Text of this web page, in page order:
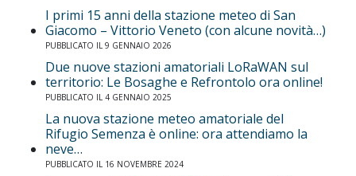
I primi 15 anni della stazione meteo di San
Giacomo – Vittorio Veneto (con alcune novità…)
PUBBLICATO IL 9 GENNAIO 2026
Due nuove stazioni amatoriali LoRaWAN sul
territorio: Le Bosaghe e Refrontolo ora online!
PUBBLICATO IL 4 GENNAIO 2025
La nuova stazione meteo amatoriale del
Rifugio Semenza è online: ora attendiamo la
neve…
PUBBLICATO IL 16 NOVEMBRE 2024